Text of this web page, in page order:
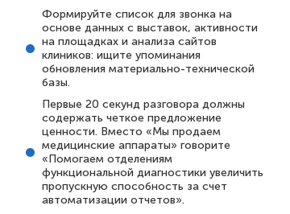
Формируйте список для звонка на
основе данных с выставок, активности
на площадках и анализа сайтов
клиников: ищите упоминания
обновления материально-технической
базы.
Первые 20 секунд разговора должны
содержать четкое предложение
ценности. Вместо «Мы продаем
медицинские аппараты» говорите
«Помогаем отделениям
функциональной диагностики увеличить
пропускную способность за счет
автоматизации отчетов».